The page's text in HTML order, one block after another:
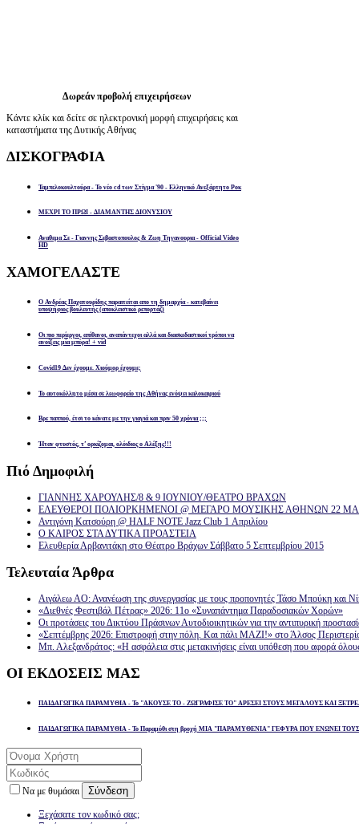
Δωρεάν προβολή επιχειρήσεων
Κάντε κλίκ και δείτε σε ηλεκτρονική μορφή επιχειρήσεις και
καταστήματα της Δυτικής Αθήνας
ΔΙΣΚΟΓΡΑΦΙΑ
Ταμπελοκουλτούρα - Το νέο cd των Στίγμα '90 - Ελληνικό Ανεξάρτητο Ροκ
ΜΕΧΡΙ ΤΟ ΠΡΩΙ - ΔΙΑΜΑΝΤΗΣ ΔΙΟΝΥΣΙΟΥ
Αναθεμα Σε - Γιαννης Σεβαστοπουλος & Ζωη Τηγανουρια - Official Video
HD
ΧΑΜΟΓΕΛΑΣΤΕ
Ο Ανδρέας Παχατουρίδης παραιτείται απο τη δημαρχία - κατεβαίνει
υποψήφιος βουλευτής (αποκλειστικό ρεπορτάζ)
Οι πιο περίεργοι, απίθανοι, αναπάντεχοι αλλά και διασκεδαστικοί τρόποι να
ανοίξεις μία μπύρα! + vid
Covid19 Δεν έχουμε. Χιούμορ έχουμε;
Το αυτοκόλλητο μέσα σε λεωφορείο της Αθήνας ενόψει καλοκαιριού
Βρε παππού, έτσι το κάνατε με την γιαγιά και πριν 50 χρόνια ;;;
Ήταν φτυστός, τ’ ορκίζομαι, ολόιδιος ο Αλέξης!!!
Πιό Δημοφιλή
ΓΙΑΝΝΗΣ ΧΑΡΟΥΛΗΣ/8 & 9 ΙΟΥΝΙΟΥ/ΘΕΑΤΡΟ ΒΡΑΧΩΝ
ΕΛΕΥΘΕΡΟΙ ΠΟΛΙΟΡΚΗΜΕΝΟΙ @ ΜΕΓΑΡΟ ΜΟΥΣΙΚΗΣ ΑΘΗΝΩΝ 22
Αντιγόνη Κατσούρη @ HALF NOTE Jazz Club 1 Απριλίου
Ο ΚΑΙΡΟΣ ΣΤΑ ΔΥΤΙΚΑ ΠΡΟΑΣΤΕΙΑ
Ελευθερία Αρβανιτάκη στο Θέατρο Βράχων Σάββατο 5 Σεπτεμβρίου 2015
Τελευταία Άρθρα
Αιγάλεω ΑΟ: Ανανέωση της συνεργασίας με τους προπονητές Τάσο Μπούκη και
«Διεθνές Φεστιβάλ Πέτρας» 2026: 11ο «Συναπάντημα Παραδοσιακών Χορών»
Οι προτάσεις του Δικτύου Πράσινων Αυτοδιοικητικών για την αντιπυρική
«Σεπτέμβρης 2026: Επιστροφή στην πόλη. Και πάλι ΜΑΖΙ!» στο Άλσος
Μπ. Αλεξανδράτος: «Η ασφάλεια στις μετακινήσεις είναι υπόθεση που αφορά
ΟΙ ΕΚΔΟΣΕΙΣ ΜΑΣ
ΠΑΙΔΑΓΩΓΙΚΑ ΠΑΡΑΜΥΘΙΑ - Το "ΑΚΟΥΣΕ ΤΟ - ΖΩΓΡΑΦΙΣΕ ΤΟ" ΑΡΕΣΕΙ ΣΤΟΥΣ ΜΕΓΑΛΟΥΣ ΚΑΙ
ΠΑΙΔΑΓΩΓΙΚΑ ΠΑΡΑΜΥΘΙΑ - Το Παραμύθι στη βροχή ΜΙΑ "ΠΑΡΑΜΥΘΕΝΙΑ" ΓΕΦΥΡΑ ΠΟΥ ΕΝΩΝΕΙ
Να με θυμάσαι Σύνδεση
Ξεχάσατε τον κωδικό σας;